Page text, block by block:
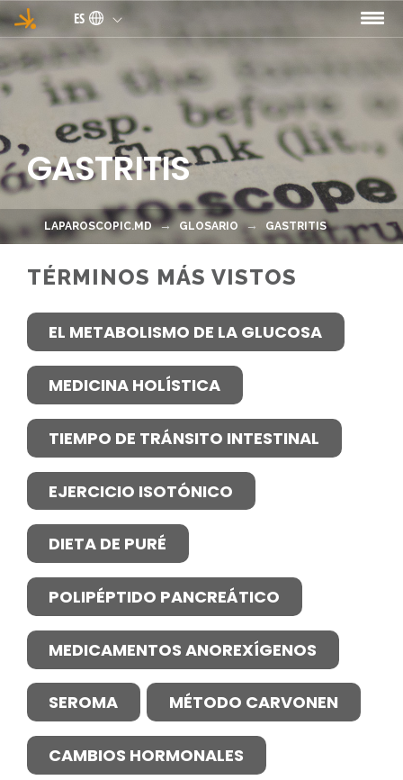
Pasar al contenido principal
ES
GASTRITIS
LAPAROSCOPIC.MD GLOSARIO GASTRITIS
TÉRMINOS MÁS VISTOS
EL METABOLISMO DE LA GLUCOSA
MEDICINA HOLÍSTICA
TIEMPO DE TRÁNSITO INTESTINAL
EJERCICIO ISOTÓNICO
DIETA DE PURÉ
POLIPÉPTIDO PANCREÁTICO
MEDICAMENTOS ANOREXÍGENOS
SEROMA MÉTODO CARVONEN
CAMBIOS HORMONALES